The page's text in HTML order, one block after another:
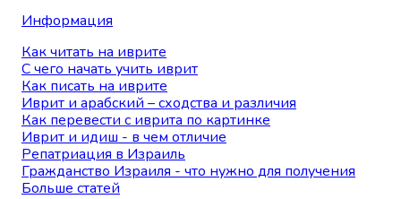
Информация
Как читать на иврите
С чего начать учить иврит
Как писать на иврите
Иврит и арабский – сходства и различия
Как перевести с иврита по картинке
Иврит и идиш - в чем отличие
Репатриация в Израиль
Гражданство Израиля - что нужно для получения
Больше статей